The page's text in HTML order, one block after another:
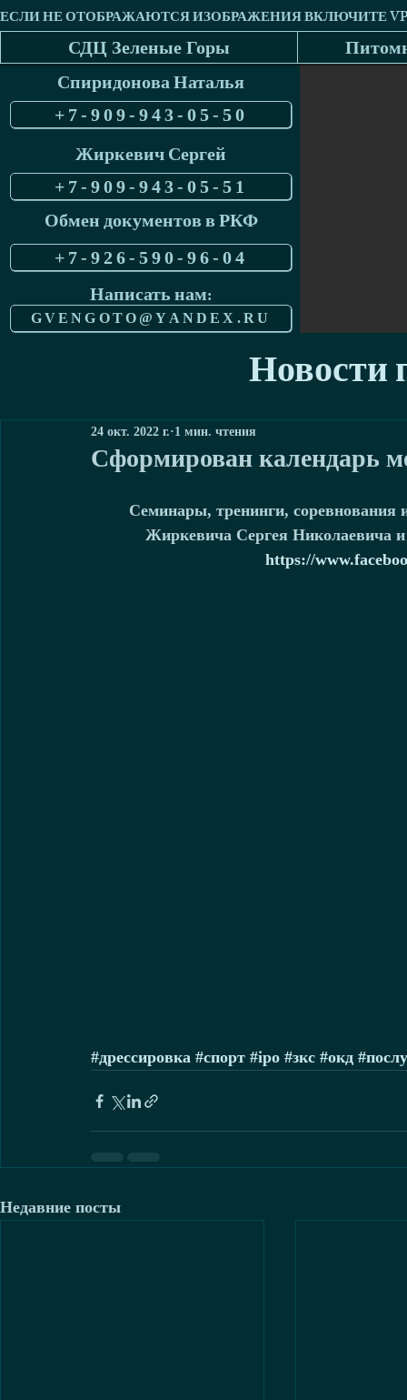
СДЦ Зеленые Горы
Спиридонова Наталья
+7-909-943-05-50
Жиркевич Сергей
+7-909-943-05-51
Обмен документов в РКФ
+7-926-590-96-04
Написать нам:
GVENGOTO@YANDEX.RU
Новости
Сформирован календарь
24 окт. 2022 г. 1 мин. чтения
Семинары, тренинги, соревнования
Жиркевича Сергея Николаевича
https://
#дрессировка #спорт #ipo #зкс #окд
Недавние посты